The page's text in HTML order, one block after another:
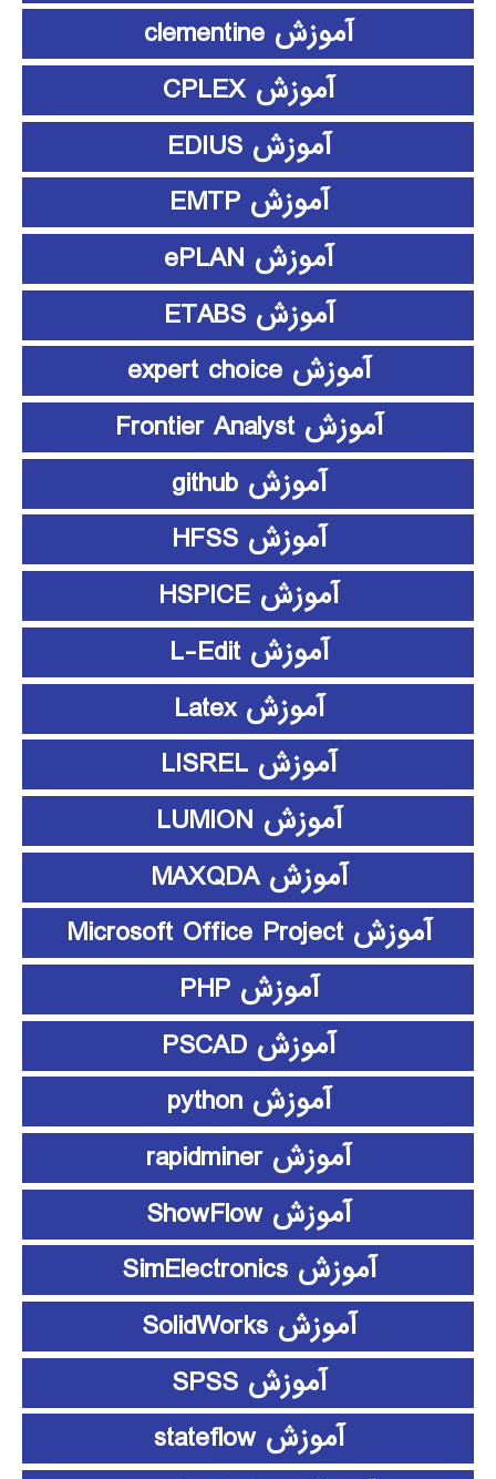
آموزش clementine
آموزش CPLEX
آموزش EDIUS
آموزش EMTP
آموزش ePLAN
آموزش ETABS
آموزش expert choice
آموزش Frontier Analyst
آموزش github
آموزش HFSS
آموزش HSPICE
آموزش L-Edit
آموزش Latex
آموزش LISREL
آموزش LUMION
آموزش MAXQDA
آموزش Microsoft Office Project
آموزش PHP
آموزش PSCAD
آموزش python
آموزش rapidminer
آموزش ShowFlow
آموزش SimElectronics
آموزش SolidWorks
آموزش SPSS
آموزش stateflow